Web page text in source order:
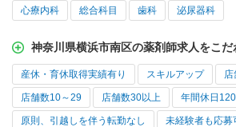
心療内科 総合科目 歯科 泌尿器科
神奈川県横浜市南区の薬剤師求人をこ
産休・育休取得実績有り スキルアップ
店舗数10～29 店舗数30以上 年間休日
原則、引越しを伴う転勤なし 未経験者も応募